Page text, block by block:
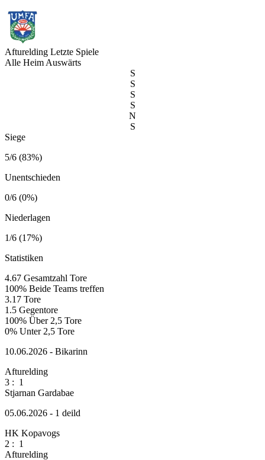
Afturelding Letzte Spiele
Alle Heim Auswärts
S
S
S
S
N
S
Siege
5/6 (83%)
Unentschieden
0/6 (0%)
Niederlagen
1/6 (17%)
Statistiken
4.67 Gesamtzahl Tore
100% Beide Teams treffen
3.17 Tore
1.5 Gegentore
100% Über 2,5 Tore
0% Unter 2,5 Tore
10.06.2026 - Bikarinn
Afturelding
3 : 1
Stjarnan Gardabae
05.06.2026 - 1 deild
HK Kopavogs
2 : 1
Afturelding